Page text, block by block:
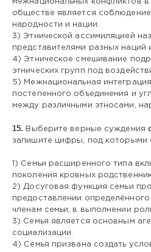
межнациональных конфликтов в
обществе является
народности и нации.
3) Этнической ассимиляцией
представителями разных наций
4) Этническое смешивание
этнических групп под
5) Межнациональная
постепенного объединения и
между различными этносами,
15. Выберите верные суждения
запишите цифры, под которыми
1) Семьи расширенного типа
поколения кровных
2) Досуговая функция семьи
предоставлении определённого
членам семьи, в выполнении
3) Семья является основным
социализации.
4) Семья призвана создать